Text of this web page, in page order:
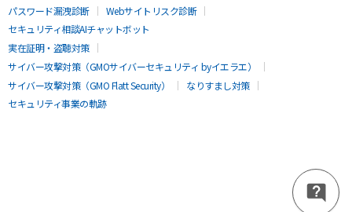
パスワード漏洩診断
Webサイトリスク診断
セキュリティ相談AIチャットボット
実在証明・盗聴対策
サイバー攻撃対策（GMOサイバーセキュリティ byイエラエ）
サイバー攻撃対策（GMO Flatt Security）
なりすまし対策
セキュリティ事業の軌跡